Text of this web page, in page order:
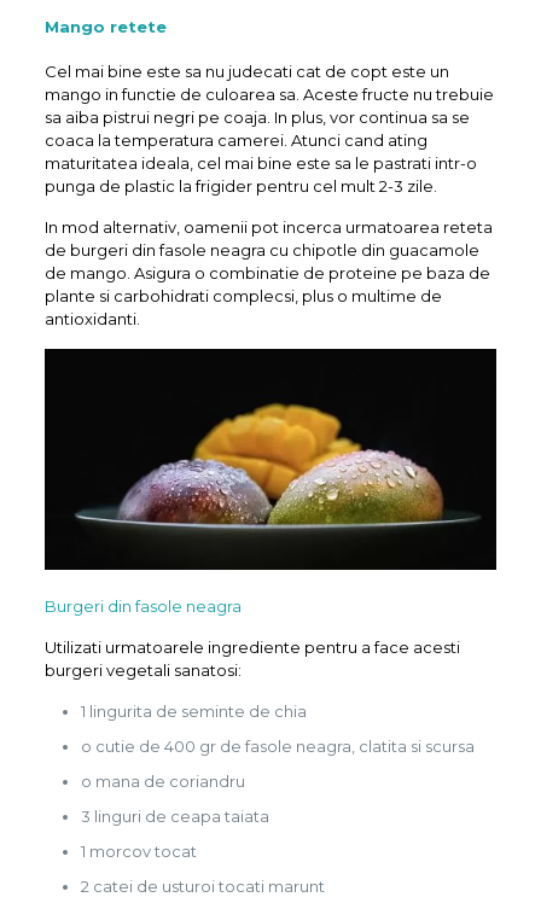
Mango retete
Cel mai bine este sa nu judecati cat de copt este un
mango in functie de culoarea sa. Aceste fructe nu trebuie
sa aiba pistrui negri pe coaja. In plus, vor continua sa se
coaca la temperatura camerei. Atunci cand ating
maturitatea ideala, cel mai bine este sa le pastrati intr-o
punga de plastic la frigider pentru cel mult 2-3 zile.
In mod alternativ, oamenii pot incerca urmatoarea reteta
de burgeri din fasole neagra cu chipotle din guacamole
de mango. Asigura o combinatie de proteine ​​pe baza de
plante si carbohidrati complecsi, plus o multime de
antioxidanti.
Burgeri din fasole neagra
Utilizati urmatoarele ingrediente pentru a face acesti
burgeri vegetali sanatosi:
1 lingurita de seminte de chia
o cutie de 400 gr de fasole neagra, clatita si scursa
o mana de coriandru
3 linguri de ceapa taiata
1 morcov tocat
2 catei de usturoi tocati marunt